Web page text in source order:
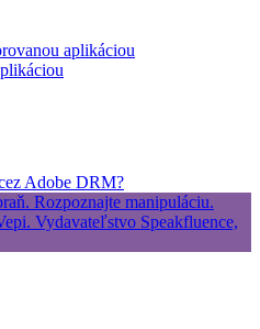
aplikáciou
Adobe DRM?